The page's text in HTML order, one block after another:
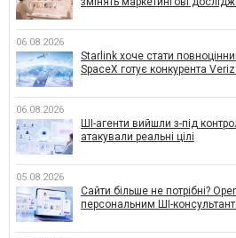
06.08.2026
Starlink хоче стати
SpaceX готує конкурента
06.08.2026
ШІ-агенти вийшли з-під
атакували реальні цілі
05.08.2026
Сайти більше не потрібні?
персональним ШІ-